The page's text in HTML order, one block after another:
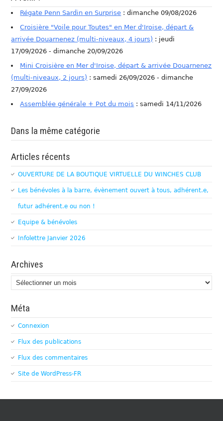
Régate Penn Sardin en Surprise : dimanche 09/08/2026
Croisière "Voile pour Toutes" en Mer d'Iroise, départ &
arrivée Douarnenez (multi-niveaux, 4 jours) : jeudi
17/09/2026 - dimanche 20/09/2026
Mini Croisière en Mer d'Iroise, départ & arrivée Douarnenez
(multi-niveaux, 2 jours) : samedi 26/09/2026 - dimanche
27/09/2026
Assemblée générale + Pot du mois : samedi 14/11/2026
Dans la même catégorie
Articles récents
OUVERTURE DE LA BOUTIQUE VIRTUELLE DU WINCHES CLUB
Les bénévoles à la barre, évènement ouvert à tous, adhérent.e,
futur adhérent.e ou non !
Equipe & bénévoles
Infolettre Janvier 2026
Archives
Archives
Méta
Connexion
Flux des publications
Flux des commentaires
Site de WordPress-FR